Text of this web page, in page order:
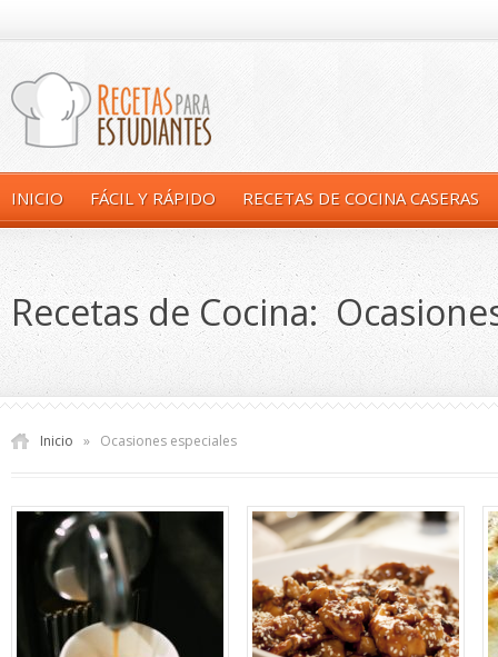
INICIO FÁCIL Y RÁPIDO RECETAS DE COCINA CASERAS
Recetas de Cocina:
Inicio » Ocasiones especiales